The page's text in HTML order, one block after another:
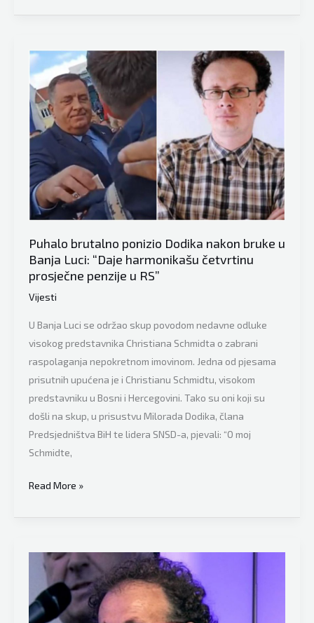
Puhalo
skupu
podrške
jako
otvoreno:
Banjaluka
odgovorila,
da
jeste,
bilo
bi
više
ljudi…
Puhalo brutalno ponizio Dodika nakon bruke u
Banja Luci: “Daje harmonikašu četvrtinu
prosječne penzije u RS”
Vijesti
U Banja Luci se održao skup povodom nedavne odluke
visokog predstavnika Christiana Schmidta o zabrani
raspolaganja nepokretnom imovinom. Jedna od pjesama
prisutnih upućena je i Christianu Schmidtu, visokom
predstavniku u Bosni i Hercegovini. Tako su oni koji su
došli na skup, u prisustvu Milorada Dodika, člana
Predsjedništva BiH te lidera SNSD-a, pjevali: “O moj
Schmidte,
Puhalo
ponizio
nakon
bruke
Banja
Read More »